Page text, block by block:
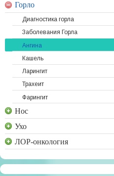
Горло
Диагностика горла
Заболевания Горла
Ангина
Кашель
Ларингит
Трахеит
Фарингит
Нос
Ухо
ЛОР-онкология